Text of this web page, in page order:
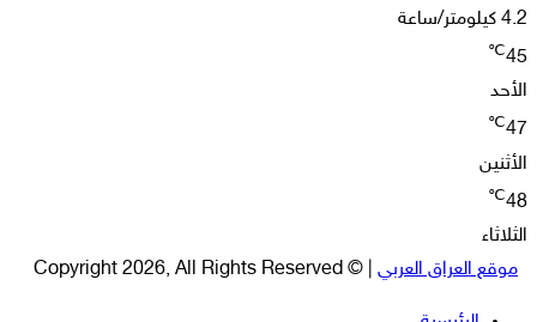
4.2 كيلومتر/ساعة
45
℃
الأحد
47
℃
الأثنين
48
℃
الثلاثاء
موقع العراق العربي | © Copyright 2026, All Rights Reserved